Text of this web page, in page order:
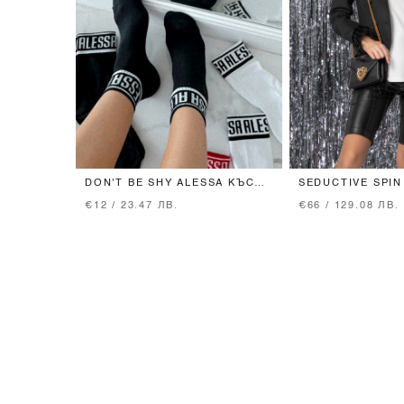
DON'T BE SHY ALESSA КЪСИ
€12 / 23.47 ЛВ.
SEDUCTIVE
€66 / 129.08 ЛВ.